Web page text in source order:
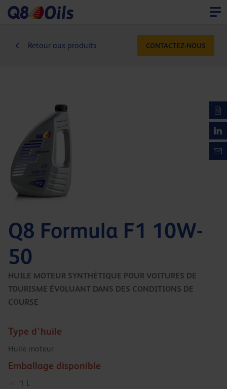
Retour aux produits CONTACTEZ-NOUS
Q8 Formula F1 10W-
50
HUILE MOTEUR SYNTHÉTIQUE POUR VOITURES DE
TOURISME ÉVOLUANT DANS DES CONDITIONS DE
COURSE
Type d'huile
Huile moteur
Emballage disponible
1 L